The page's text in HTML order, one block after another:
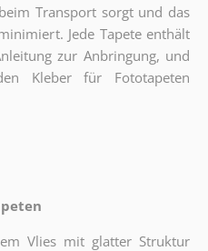
Transport sorgt und das
Jede Tapete enthält
zur Anbringung, und
Kleber für Fototapeten
Vlies mit glatter Struktur